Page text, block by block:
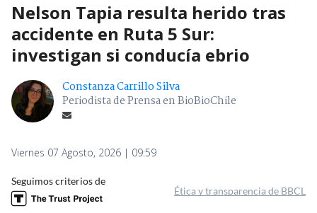
Nelson Tapia resulta herido tras
accidente en Ruta 5 Sur:
investigan si conducía ebrio
Constanza Carrillo Silva
Periodista de Prensa en BioBioChile
Viernes 07 Agosto, 2026 | 09:59
Seguimos criterios de
Ética y transparencia de BBCL